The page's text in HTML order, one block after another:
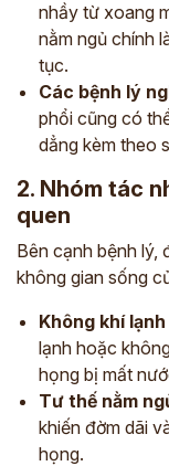
nhầy từ xoang
nằm ngủ chính
tục.
Các bệnh lý
phổi cũng có
dẳng kèm theo
2. Nhóm tác
quen
Bên cạnh bệnh lý,
không gian sống
Không khí
lạnh hoặc
họng bị mất
Tư thế nằm
khiến đờm dãi
họng.